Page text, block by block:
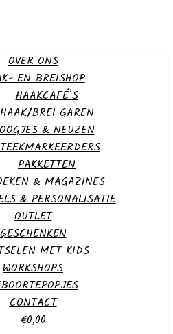
OVER ONS
EN BREISHOP
HAAKCAFÉ’S
HAAK/BREI GAREN
& NEUZEN
PAKKETTEN
& MAGAZINES
& PERSONALISATIE
OUTLET
GESCHENKEN
MET KIDS
WORKSHOPS
CONTACT
€0,00